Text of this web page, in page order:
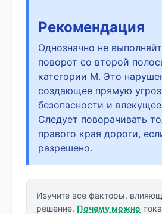
Рекомендация
Однозначно не
поворот со второй
категории М. Это
создающее прямую
безопасности и
Следует поворачивать
правого края дороги,
разрешено.
Изучите все факторы,
решение. Почему можно